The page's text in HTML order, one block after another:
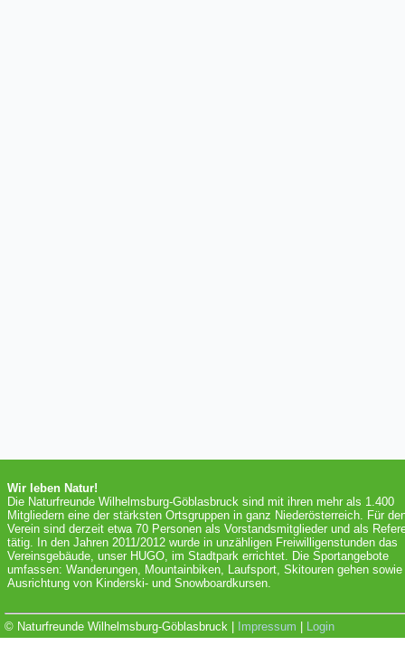
Wir leben Natur!
Die Naturfreunde Wilhelmsburg-Göblasbruck sind mit ihren mehr als 1.400
Mitgliedern eine der stärksten Ortsgruppen in ganz Niederösterreich. Für
Verein sind derzeit etwa 70 Personen als Vorstandsmitglieder und als
tätig. In den Jahren 2011/2012 wurde in unzähligen Freiwilligenstunden das
Vereinsgebäude, unser HUGO, im Stadtpark errichtet. Die Sportangebote
umfassen: Wanderungen, Mountainbiken, Laufsport, Skitouren gehen sowie
Ausrichtung von Kinderski- und Snowboardkursen.
© Naturfreunde Wilhelmsburg-Göblasbruck | Impressum Login